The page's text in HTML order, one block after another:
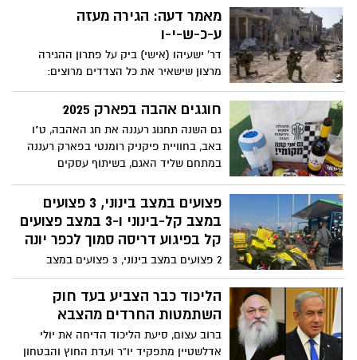
מאמר דעה: הגירה מעזה
ע-כ-ש-י-ו
דר' ישעיהו (אישי) ביק על פתרון ההגירה
מרצון שישאיר את כל הצדדים מרוצים:
לעזתים יהיו בתים ומזון ולנו יהיה שקט
חוגגים אהבה בפארק 2025
גם השנה תחגוג רעננה את חג האהבה, ט"ו
באב, בחוויית פיקניק רומנטי בפארק רעננה
במתחם שליד האגם, בשיתוף עסקים
פצועים במצב בינוני, 3 פצועים
במצב קל-בינוני ו-3 במצב פצועים
קל בפיגוע דריסה סמוך לכפר יונה
2 פצועים במצב בינוני, 3 פצועים במצב
קל-בינוני ו-3 במצב פצועים קל בפיגוע דריסה
סמוך לכפר יונה
הליכוד כבר הצביע בעד חוק
השתמטות החרדים מהצבא
ברוב עצום, סיעת הליכוד הדיחה את יולי
אדלשטיין מתפקיד יו"ר ועדת החוץ והבטחון